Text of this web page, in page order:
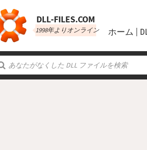
DLL‑FILES.COM
1998年よりオンライン ホーム